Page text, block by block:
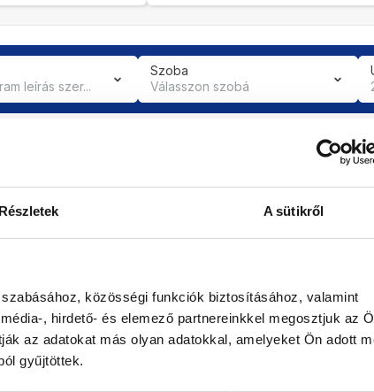
Részletek A sütikről
közösségi funkciók biztosításához, valamint
, hirdető- és elemező partnereinkkel megosztjuk az
az adatokat más olyan adatokkal, amelyeket Ön adott
gyűjtöttek.
leírás szer...
Szoba
Válasszon szobá
1 019 800
1 019